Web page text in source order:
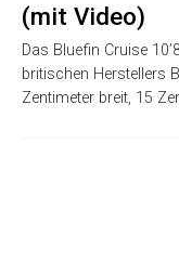
(mit Video)
Das Bluefin Cruise
britischen Herstellers
Zentimeter breit, 15